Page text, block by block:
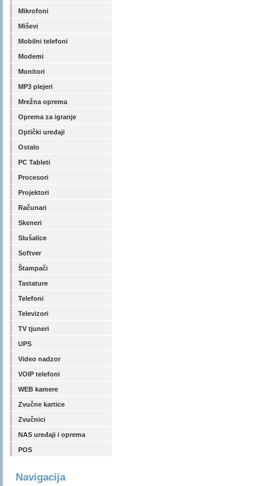
Mikrofoni
Miševi
Mobilni telefoni
Modemi
Monitori
MP3 plejeri
Mrežna oprema
Oprema za igranje
Optički uređaji
Ostalo
PC Tableti
Procesori
Projektori
Računari
Skeneri
Slušalice
Softver
Štampači
Tastature
Telefoni
Televizori
TV tjuneri
UPS
Video nadzor
VOIP telefoni
WEB kamere
Zvučne kartice
Zvučnici
NAS uređaji i oprema
POS
Navigacija